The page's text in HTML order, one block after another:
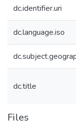
dc.identifier.uri
dc.language.iso
dc.title
Files